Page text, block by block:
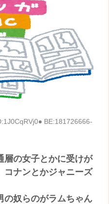
BE:181726666-
層の女子とかに受けが
コナンとかジャニーズ
の奴らのがラムちゃん